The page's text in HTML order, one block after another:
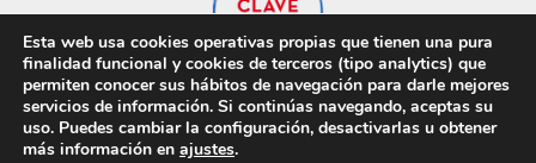
Privacidad Cookies
Esta web usa cookies operativas propias que tienen una pura
finalidad funcional y cookies de terceros (tipo analytics) que
permiten conocer sus hábitos de navegación para darle mejores
servicios de información. Si continúas navegando, aceptas su
uso. Puedes cambiar la configuración, desactivarlas u obtener
más información en ajustes.